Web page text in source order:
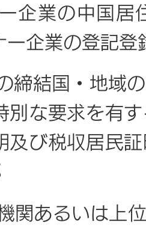
企業の中国居
ー企業の登記
締結国・地域
別な要求を有
及び税収居民
関あるいは上